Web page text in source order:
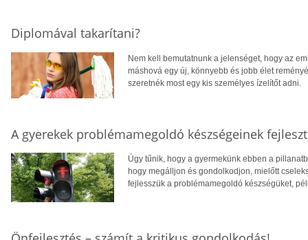
Diplomával takarítani?
Nem kell bemutatnunk a jelenséget, hogy az
máshová egy új, könnyebb és jobb élet
szeretnék most egy kis személyes ízelítőt adni.
A gyerekek problémamegoldó készségeinek
Úgy tűnik, hogy a gyermekünk ebben a
hogy megálljon és gondolkodjon, mielőtt
fejlesszük a problémamegoldó készségüket,